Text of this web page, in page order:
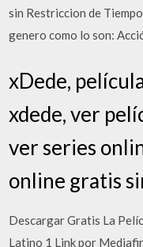
sin Restriccion de
genero como lo son:
xDede,
xdede, ver
ver series
online gratis
Descargar Gratis La
Latino 1 Link por